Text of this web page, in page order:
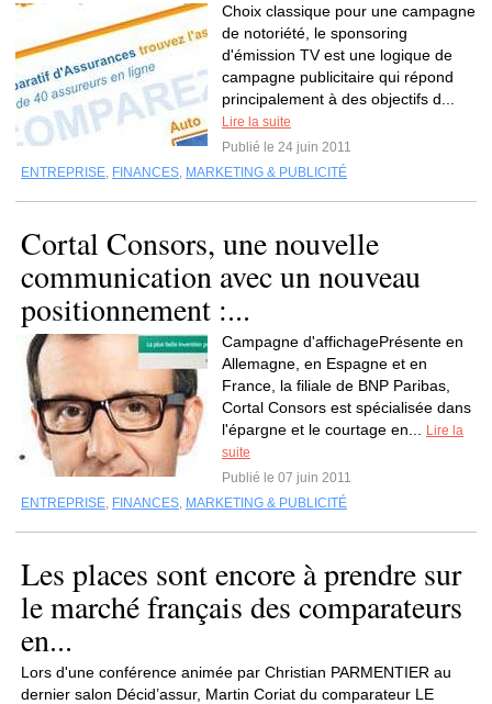
Choix classique pour une campagne
de notoriété, le sponsoring
d'émission TV est une logique de
campagne publicitaire qui répond
principalement à des objectifs d...
Lire la suite
Publié le 24 juin 2011
ENTREPRISE, FINANCES, MARKETING & PUBLICITÉ
Cortal Consors, une nouvelle
communication avec un nouveau
positionnement :...
Campagne d'affichagePrésente en
Allemagne, en Espagne et en
France, la filiale de BNP Paribas,
Cortal Consors est spécialisée dans
l'épargne et le courtage en...
Lire la
suite
Publié le 07 juin 2011
ENTREPRISE, FINANCES, MARKETING & PUBLICITÉ
Les places sont encore à prendre sur
le marché français des comparateurs
en...
Lors d'une conférence animée par Christian PARMENTIER au
dernier salon Décid’assur, Martin Coriat du comparateur LE